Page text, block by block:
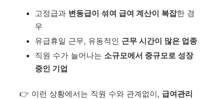
고정급과 변동급이 섞여 급여 계산이 복잡한 경
우
유급휴일 근무, 유동적인 근무 시간이 많은 업종
직원 수가 늘어나는 소규모에서 중규모로 성장
중인 기업
👉 이런 상황에서는 직원 수와 관계없이, 급여관리